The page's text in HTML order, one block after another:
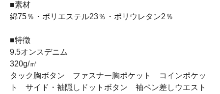
■素材
綿75％・ポリエステル23％・ポリウレタン2％
■特徴
9.5オンスデニム
320g/㎡
タック胸ボタン ファスナー胸ポケット コインポケッ
ト サイド・袖隠しドットボタン 袖ペン差しウエスト